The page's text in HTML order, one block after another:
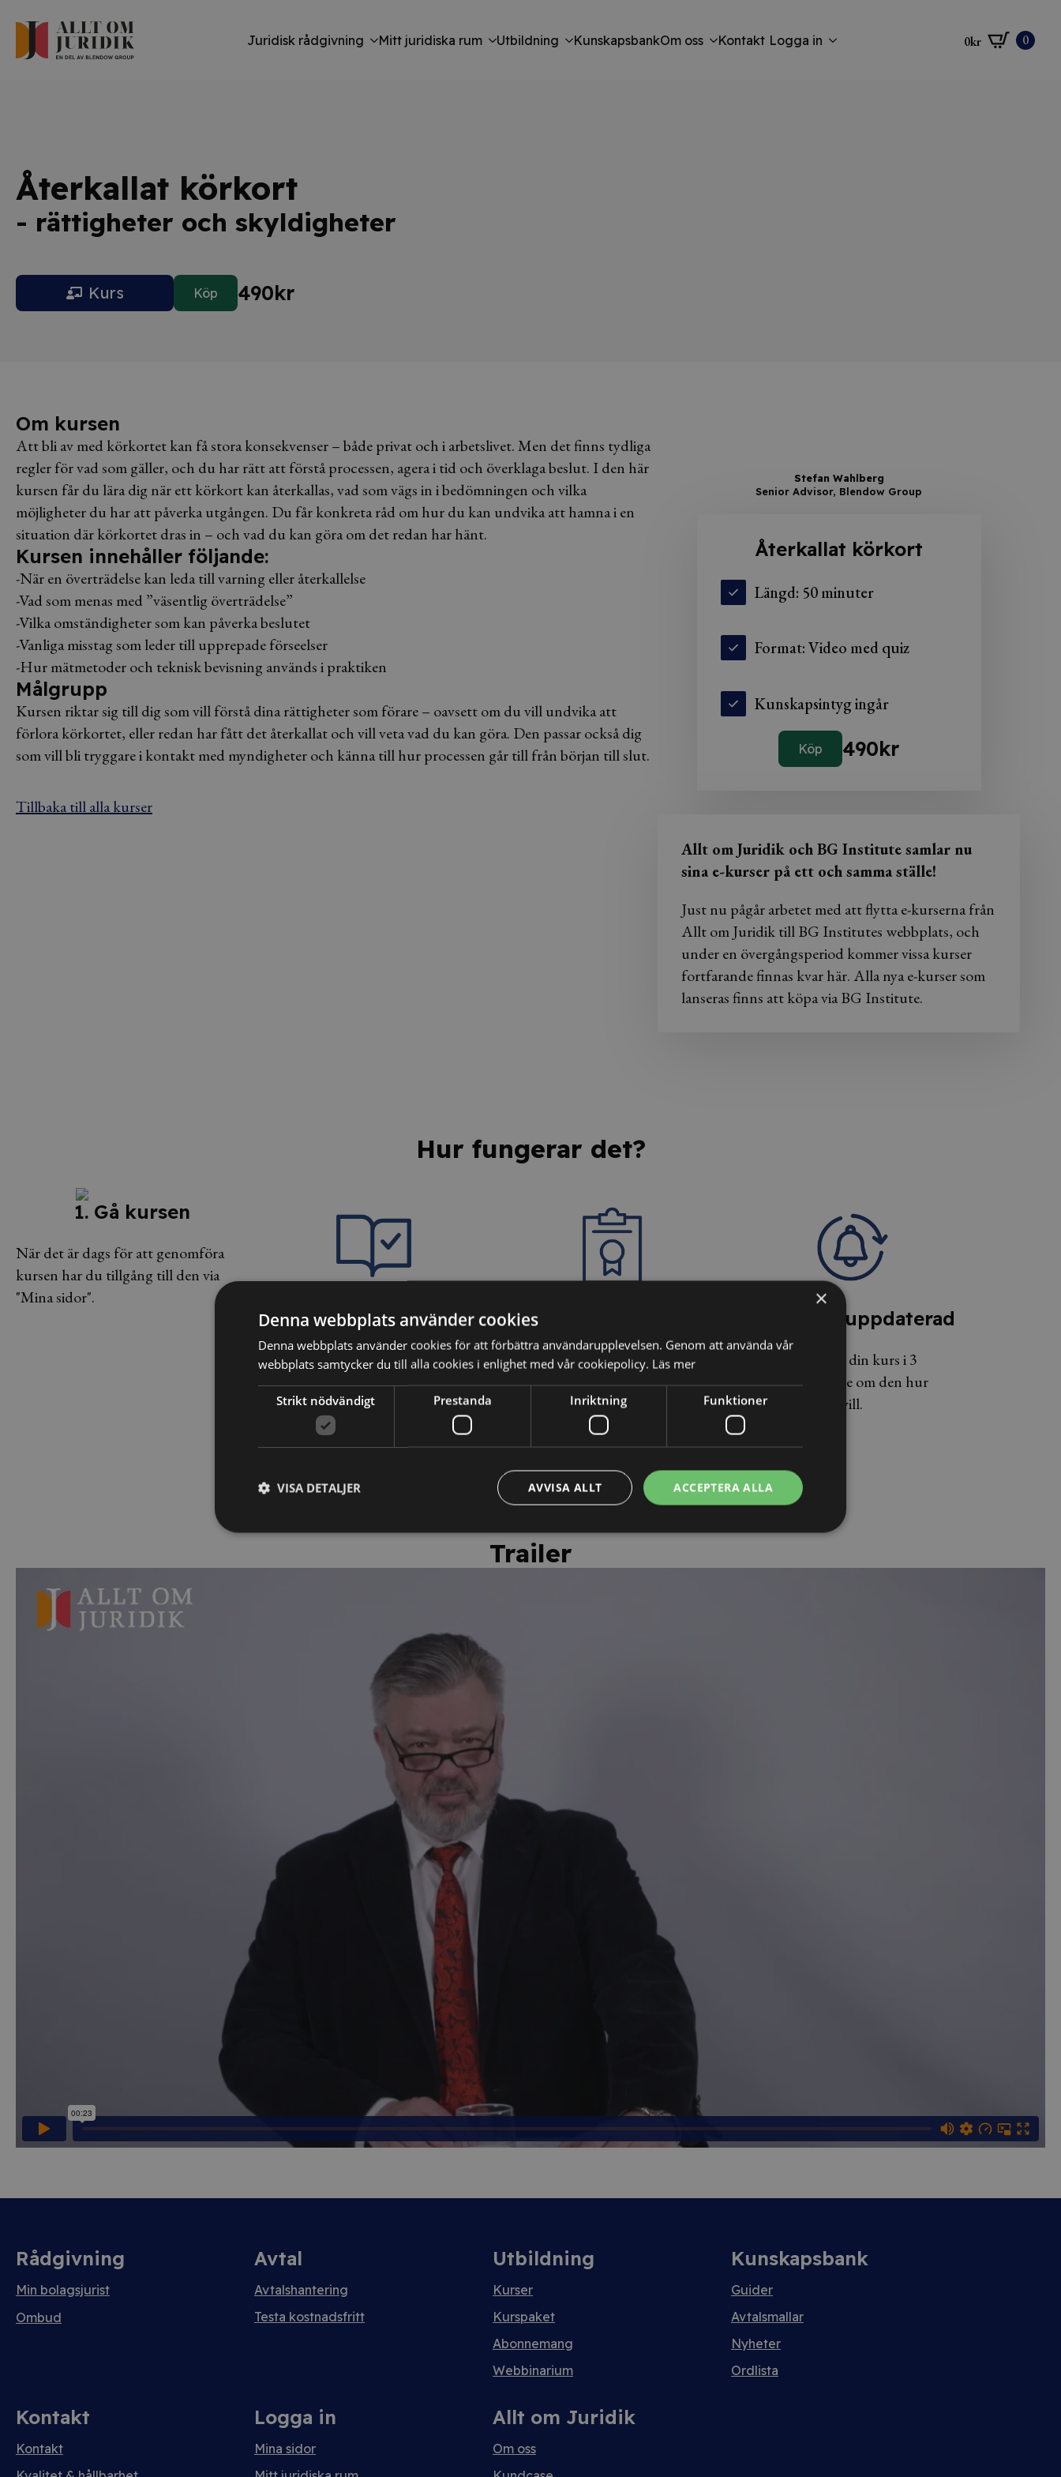
Juridisk rådgivning Mitt juridiska rum Utbildning KunskapsbankOm oss Kontakt Logga in 0kr 0
Återkallat körkort
- rättigheter och skyldigheter
Kurs Köp 490kr
Om kursen
Att bli av med körkortet kan få stora konsekvenser – både privat och i arbetslivet. Men det finns tydliga
regler för vad som gäller, och du har rätt att förstå processen, agera i tid och överklaga beslut. I den här
kursen får du lära dig när ett körkort kan återkallas, vad som vägs in i bedömningen och vilka
möjligheter du har att påverka utgången. Du får konkreta råd om hur du kan undvika att hamna i en
situation där körkortet dras in – och vad du kan göra om det redan har hänt.
Kursen innehåller följande:
-När en överträdelse kan leda till varning eller återkallelse
-Vad som menas med ”väsentlig överträdelse”
-Vilka omständigheter som kan påverka beslutet
-Vanliga misstag som leder till upprepade förseelser
-Hur mätmetoder och teknisk bevisning används i praktiken
Målgrupp
Kursen riktar sig till dig som vill förstå dina rättigheter som förare – oavsett om du vill undvika att
förlora körkortet, eller redan har fått det återkallat och vill veta vad du kan göra. Den passar också dig
som vill bli tryggare i kontakt med myndigheter och känna till hur processen går till från början till slut.
Tillbaka till alla kurser
Stefan Wahlberg
Senior Advisor, Blendow Group
Återkallat körkort
Längd: 50 minuter
Format: Video med quiz
Kunskapsintyg ingår
Köp 490kr
Allt om Juridik och BG Institute samlar nu
sina e-kurser på ett och samma ställe!
Just nu pågår arbetet med att flytta e-kurserna från
Allt om Juridik till BG Institutes webbplats, och
under en övergångsperiod kommer vissa kurser
fortfarande finnas kvar här. Alla nya e-kurser som
lanseras finns att köpa via BG Institute.
Hur fungerar det?
1. Gå kursen
När det är dags för att genomföra
kursen har du tillgång till den via
"Mina sidor".
2. Testa dina kunskaper
Efter kursen sätter vi dina kunskaper
på prov för att säkerställa att du har
tagit till dig innehållet.
3. Få ditt personliga
intyg
Efter godkänt resultat på
kunskapstestet erhåller du ett
personligt kursintyg.
4. Håll dig uppdaterad
Du har tillgång till din kurs i 3
månader och kan se om den hur
många gånger du vill.
Trailer
Rådgivning
Min bolagsjurist
Ombud
Avtal
Avtalshantering
Testa kostnadsfritt
Utbildning
Kurser
Kurspaket
Abonnemang
Webbinarium
Kunskapsbank
Guider
Avtalsmallar
Nyheter
Ordlista
Kontakt
Kontakt
Logga in
Mina sidor
Allt om Juridik
Om oss
×
Denna webbplats använder cookies
Denna webbplats använder cookies för att förbättra användarupplevelsen. Genom att använda vår
webbplats samtycker du till alla cookies i enlighet med vår cookiepolicy. Läs mer
Strikt nödvändigt Prestanda Inriktning Funktioner
ACCEPTERA ALLA
AVVISA ALLT
VISA DETALJER